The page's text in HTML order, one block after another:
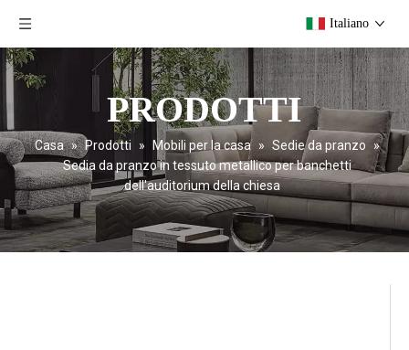
Italiano
PRODOTTI
Casa » Prodotti » Mobili per la casa » Sedie da pranzo
»
Sedia da pranzo in tessuto metallico per banchetti
dell'auditorium della chiesa